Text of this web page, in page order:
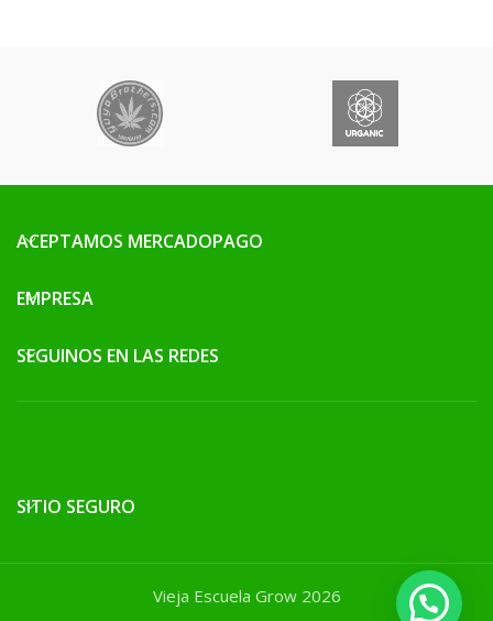
ACEPTAMOS MERCADOPAGO
EMPRESA
SEGUINOS EN LAS REDES
SITIO SEGURO
Vieja Escuela Grow 2026